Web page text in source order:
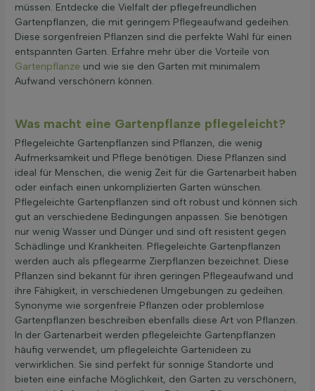
müssen. Entdecke die Vielfalt der pflegefreundlichen
Gartenpflanzen, die mit geringem Pflegeaufwand gedeihen.
Diese sorgenfreien Pflanzen sind die perfekte Wahl für einen
entspannten Garten. Erfahre mehr über die Vorteile von
Gartenpflanze und wie sie den Garten mit minimalem
Aufwand verschönern können.
Was macht eine Gartenpflanze pflegeleicht?
Pflegeleichte Gartenpflanzen sind Pflanzen, die wenig
Aufmerksamkeit und Pflege benötigen. Diese Pflanzen sind
ideal für Menschen, die wenig Zeit für die Gartenarbeit haben
oder einfach einen unkomplizierten Garten wünschen.
Pflegeleichte Gartenpflanzen sind oft robust und können sich
gut an verschiedene Bedingungen anpassen. Sie benötigen
nur wenig Wasser und Dünger und sind oft resistent gegen
Schädlinge und Krankheiten. Pflegeleichte Gartenpflanzen
werden auch als pflegearme Zierpflanzen bezeichnet. Diese
Pflanzen sind bekannt für ihren geringen Pflegeaufwand und
ihre Fähigkeit, in verschiedenen Umgebungen zu gedeihen.
Synonyme wie sorgenfreie Pflanzen oder problemlose
Gartenpflanzen beschreiben ebenfalls diese Art von Pflanzen.
In der Gartenarbeit werden pflegeleichte Gartenpflanzen
häufig verwendet, um pflegeleichte Gartenideen zu
verwirklichen. Sie sind perfekt für sonnige Standorte und
bieten eine einfache Möglichkeit, den Garten zu verschönern,